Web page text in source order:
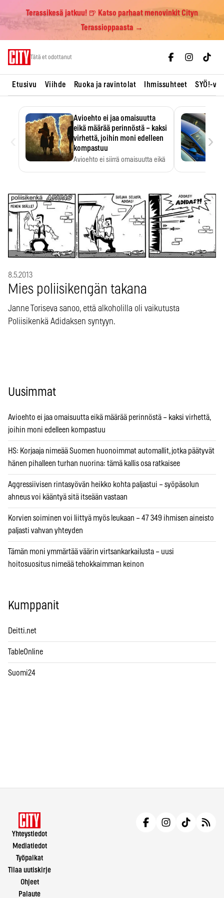
Terassikesä jatkuu! 🍺 Katso parhaat menovinkit Cityn
Terassioppaasta →
Tätä et odottanut
Etusivu Viihde Ruoka ja ravintolat Ihmissuhteet SYÖ!-
Avioehto ei jaa omaisuutta
eikä määrää perinnöstä – kaksi
virhettä, joihin moni edelleen
kompastuu
Avioehto ei siirrä omaisuutta eikä
›
8.5.2013
Mies poliisikengän takana
Janne Toriseva sanoo, että alkoholilla oli vaikutusta
Poliisikenkä Adidaksen syntyyn.
Uusimmat
Avioehto ei jaa omaisuutta eikä määrää perinnöstä – kaksi virhettä,
joihin moni edelleen kompastuu
HS: Korjaaja nimeää Suomen huonoimmat automallit, jotka päätyvät
hänen pihalleen turhan nuorina: tämä kallis osa ratkaisee
Aggressiivisen rintasyövän heikko kohta paljastui – syöpäsolun
ahneus voi kääntyä sitä itseään vastaan
Korvien soiminen voi liittyä myös leukaan – 47 349 ihmisen aineisto
paljasti vahvan yhteyden
Tämän moni ymmärtää väärin virtsankarkailusta – uusi
hoitosuositus nimeää tehokkaimman keinon
Kumppanit
Deitti.net
TableOnline
Suomi24
Yhteystiedot
Mediatiedot
Työpaikat
Tilaa uutiskirje
Ohjeet
Palaute